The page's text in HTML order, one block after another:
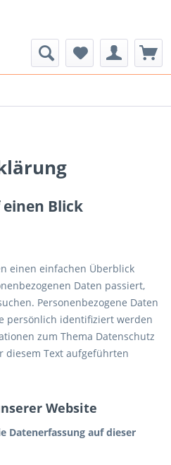
Blick
einen einfachen Überblick
Daten passiert,
Personenbezogene Daten
persönlich identifiziert werden
zum Thema Datenschutz
diesem Text aufgeführten
Website
Datenerfassung auf dieser